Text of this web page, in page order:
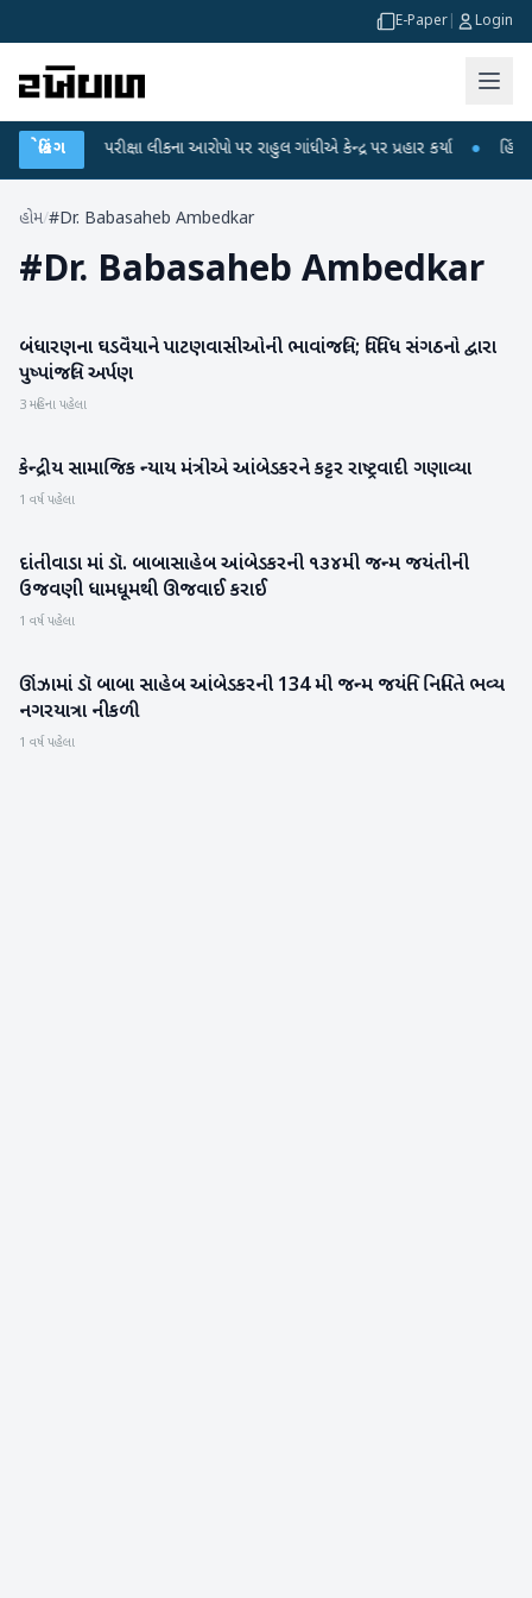
E-Paper Login
બ્રેકિંગ
UGC-NET પરીક્ષા લીકના આરોપો પર રાહુલ ગાંધીએ કેન્દ્ર પર પ્રહાર કર્યા ●
હોમ/#Dr. Babasaheb Ambedkar
#Dr. Babasaheb Ambedkar
પાટણ
બંધારણના ઘડવૈયાને પાટણવાસીઓની ભાવાંજલિ; વિવિધ સંગઠનો દ્વારા
પુષ્પાંજલિ અર્પણ
3 મહિના પહેલા
રાષ્ટ્રીય
કેન્દ્રીય સામાજિક ન્યાય મંત્રીએ આંબેડકરને કટ્ટર રાષ્ટ્રવાદી ગણાવ્યા
1 વર્ષ પહેલા
બનાસકાંઠા
દાંતીવાડા માં ડૉ. બાબાસાહેબ આંબેડકરની ૧૩૪મી જન્મ જયંતીની
ઉજવણી ધામધૂમથી ઊજવાઈ કરાઈ
1 વર્ષ પહેલા
મહેસાણા
ઊંઝામાં ડૉ બાબા સાહેબ આંબેડકરની 134 મી જન્મ જયંતિ નિમિતે ભવ્ય
નગરયાત્રા નીકળી
1 વર્ષ પહેલા